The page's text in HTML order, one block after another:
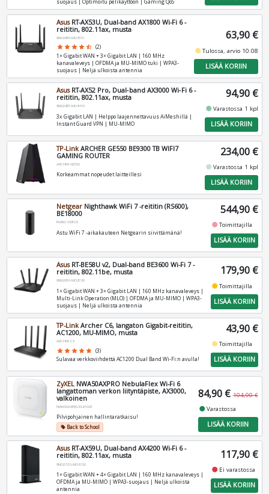
suojaus | Optimoitu pelikäyttöön | Gaming QoS
AsusRT-AX53U, Dual-band AX1800 Wi-Fi 6 -
reititin, 802.11ax, musta
90IG06P0-MO3510
star star star star star_half (2)
1× Gigabit WAN + 3× Gigabit LAN | 160 MHz
kanavaleveys | OFDMA ja MU-MIMO tuki | WPA3-
suojaus | Neljä ulkoista antennia
63,90 €
fiber_manual_recordTulossa, arvio 10.08
LISÄÄ KORIIN
AsusRT-AX52 Pro, Dual‑band AX3000 Wi‑Fi 6 -
reititin, 802.11ax, musta
90IG08T0-MO3H10
3x Gigabit LAN | Helppo laajennettavuus AiMeshillä |
Instant Guard VPN | MU‑MIMO
94,90 €
fiber_manual_recordVarastossa 1 kpl
LISÄÄ KORIIN
TP-Link ARCHER GE550 BE9300 TB WIFI7
GAMING ROUTER
ARCHER-GE550
Korkeammat nopeudet laitteillesi
234,00 €
fiber_manual_record Varastossa 1 kpl
LISÄÄ KORIIN
Netgear Nighthawk WiFi 7 -reititin (RS600),
BE18000
RS600-100EUS
Astu WiFi 7 -aikakauteen Netgearin siivittämänä!
544,90 €
fiber_manual_recordToimittajilla
LISÄÄ KORIIN
AsusRT-BE58U v2, Dual-band BE3600 Wi-Fi 7 -
reititin, 802.11be, musta
90IG0910-MO3C00
1× Gigabit WAN + 3× Gigabit LAN | 160 MHz kanavaleveys |
Multi-Link Operation (MLO) | OFDMA ja MU-MIMO | WPA3-
suojaus | Neljä ulkoista antennia
179,90 €
fiber_manual_recordToimittajilla
LISÄÄ KORIIN
TP-LinkArcher C6, langaton Gigabit-reititin,
AC1200, MU-MIMO, musta
ARCHER-C6
star star star star star (3)
Sulavaa verkkoviihdettä AC1200 Dual Band Wi-Fi:n avulla!
43,90 €
fiber_manual_recordToimittajilla
LISÄÄ KORIIN
ZyXEL NWA50AXPRO NebulaFlex Wi-Fi 6
langattoman verkon liityntäpiste, AX3000,
valkoinen
NWA50AXPRO-EU0102F
Pilvipohjainen hallintaratkaisu!
local_offerBack to School
84,90 € 104,90 €
fiber_manual_recordVarastossa
LISÄÄ KORIIN
AsusRT-AX59U, Dual-band AX4200 Wi-Fi 6 -
reititin, 802.11ax, musta
90IG07Z0-MO3C00
1× Gigabit WAN + 4× Gigabit LAN | 160 MHz kanavaleveys |
OFDMA ja MU-MIMO | WPA3-suojaus | Neljä ulkoista
antennia
117,90 €
fiber_manual_record Ei varastossa
LISÄÄ KORIIN